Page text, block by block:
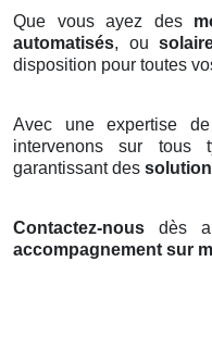
Que vous ayez des
automatisés, ou
disposition pour toutes
Avec une expertise
intervenons sur
garantissant des
Contactez-nous dès
accompagnement sur